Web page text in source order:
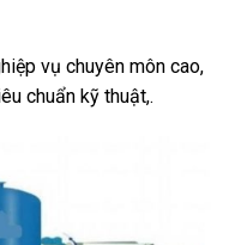
vụ chuyên môn cao,
chuẩn kỹ thuật,.